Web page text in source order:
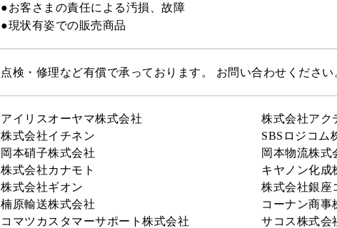
●お客さまの責任による汚損、故障
●現状有姿での販売商品
点検・修理など有償で承っております。 お問い合わせください
アイリスオーヤマ株式会社
株式会社アク
株式会社イチネン
SBSロジコム
岡本硝子株式会社
岡本物流株式
株式会社カナモト
キヤノン化成
株式会社ギオン
株式会社銀座
楠原輸送株式会社
コーナン商事
コマツカスタマーサポート株式会社
サコス株式会